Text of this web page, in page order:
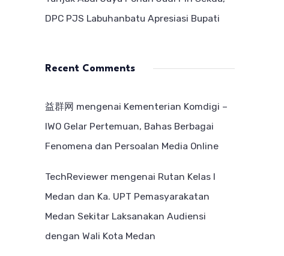
DPC PJS Labuhanbatu Apresiasi Bupati
Recent Comments
益群网 mengenai Kementerian Komdigi –
IWO Gelar Pertemuan, Bahas Berbagai
Fenomena dan Persoalan Media Online
TechReviewer mengenai Rutan Kelas I
Medan dan Ka. UPT Pemasyarakatan
Medan Sekitar Laksanakan Audiensi
dengan Wali Kota Medan